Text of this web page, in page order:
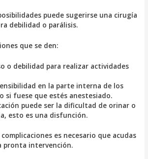
puede sugerirse una cirugía
debilidad o parálisis.
que se den:
o debilidad para realizar actividades
en la parte interna de los
si fuese que estés anestesiado.
puede ser la dificultad de orinar o
esto es una disfunción.
es necesario que acudas
pronta intervención.